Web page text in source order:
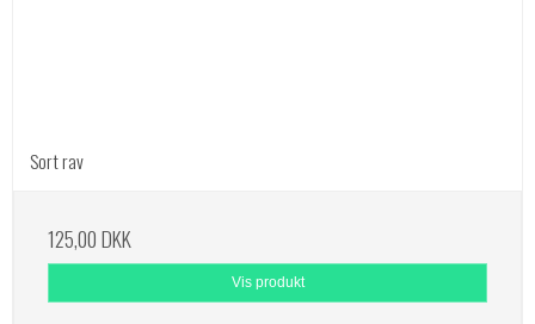
Sort rav
125,00 DKK
Vis produkt